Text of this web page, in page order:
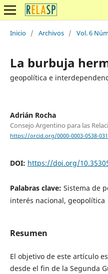
Inicio / Archivos / Vol. 6
La burbuja
geopolítica e
Adrián Rocha
Consejo Argentino para las
https://orcid.org/0000-0003-0538-
DOI: https://doi.org/
Palabras clave: Sistema de
interés nacional, geopolítica
Resumen
El objetivo de este artículo
desde el fin de la Segunda